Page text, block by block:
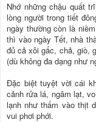
Nhớ những chậu quất
lòng người trong tiết
ngày thường còn là
thì vào ngày Tết, nhà
đủ cả xôi gấc, chả, giò,
(dù không đa dạng như
Đặc biệt tuyệt vời cái
cảnh rửa lá, ngâm lạt,
lạnh như thấm vào thịt
vui phơi phới.